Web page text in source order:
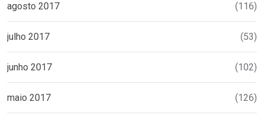
agosto 2017 (116)
julho 2017 (53)
junho 2017 (102)
maio 2017 (126)